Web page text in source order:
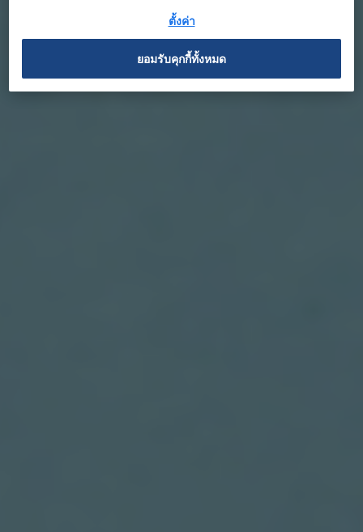
ตั้งค่า
ยอมรับคุกกี้ทั้งหมด